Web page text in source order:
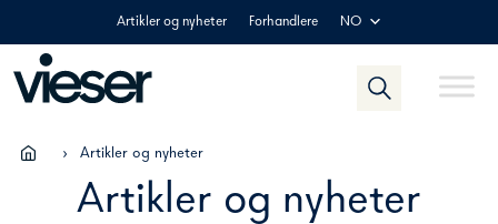
content
Artikler og nyheter Forhandlere NO
› Artikler og nyheter
Artikler og nyheter